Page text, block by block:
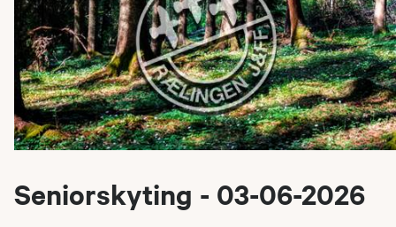
Seniorskyting - 03-06-2026